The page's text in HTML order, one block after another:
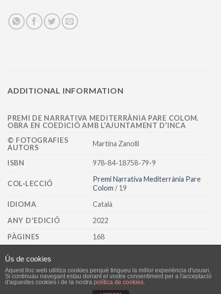
ADDITIONAL INFORMATION
PREMI DE NARRATIVA MEDITERRÀNIA PARE COLOM.
OBRA EN COEDICIÓ AMB L’AJUNTAMENT D’INCA
© FOTOGRAFIES
AUTORS
Martina Zanolli
ISBN 978-84-18758-79-9
COL·LECCIÓ
Premi Narrativa Mediterrània Pare
Colom / 19
IDIOMA
Català
ANY D'EDICIÓ
2022
PÀGINES
168
AVÍS LEGAL
POLÍTICA DE PRIVACITAT
POLÍTICA DE VENDA, ENTREGA, ANUL·LACIONS I DEVOLUCIONS
Ús de cookies
Aquest lloc web utilitza cookies perquè tingueu la millor experiència d'usuari.
Si continuau navegant estau donant el vostre consentiment per a l'acceptació
d'aquestes cookies i de la nostra política de cookies.